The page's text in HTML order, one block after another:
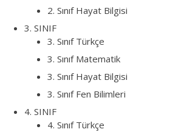
2. Sınıf Hayat Bilgisi
3. SINIF
3. Sınıf Türkçe
3. Sınıf Matematik
3. Sınıf Hayat Bilgisi
3. Sınıf Fen Bilimleri
4. SINIF
4. Sınıf Türkçe